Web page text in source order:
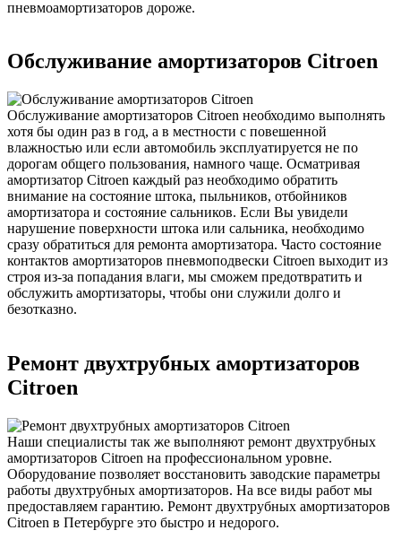
пневмоамортизаторов дороже.
Обслуживание амортизаторов Citroen
Обслуживание амортизаторов Citroen необходимо выполнять
хотя бы один раз в год, а в местности с повешенной
влажностью или если автомобиль эксплуатируется не по
дорогам общего пользования, намного чаще. Осматривая
амортизатор Citroen каждый раз необходимо обратить
внимание на состояние штока, пыльников, отбойников
амортизатора и состояние сальников. Если Вы увидели
нарушение поверхности штока или сальника, необходимо
сразу обратиться для ремонта амортизатора. Часто состояние
контактов амортизаторов пневмоподвески Citroen выходит из
строя из-за попадания влаги, мы сможем предотвратить и
обслужить амортизаторы, чтобы они служили долго и
безотказно.
Ремонт двухтрубных амортизаторов
Citroen
Наши специалисты так же выполняют ремонт двухтрубных
амортизаторов Citroen на профессиональном уровне.
Оборудование позволяет восстановить заводские параметры
работы двухтрубных амортизаторов. На все виды работ мы
предоставляем гарантию. Ремонт двухтрубных амортизаторов
Citroen в Петербурге это быстро и недорого.